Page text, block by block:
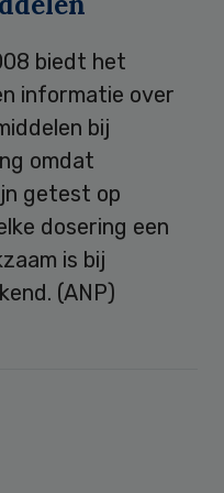
biedt het
informatie over
bij
omdat
getest op
dosering een
is bij
(ANP)